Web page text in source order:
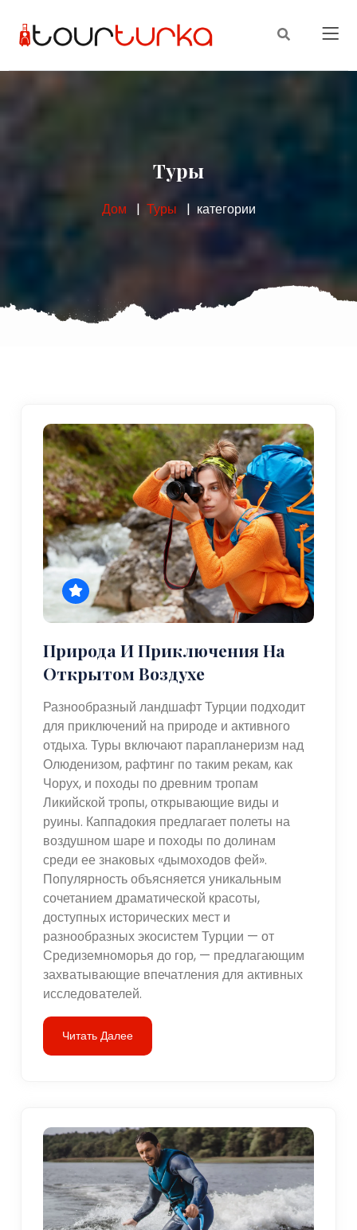
Туры
Дом Туры категории
Природа И Приключения На
Открытом Воздухе
Разнообразный ландшафт Турции подходит
для приключений на природе и активного
отдыха. Туры включают парапланеризм над
Олюденизом, рафтинг по таким рекам, как
Чорух, и походы по древним тропам
Ликийской тропы, открывающие виды и
руины. Каппадокия предлагает полеты на
воздушном шаре и походы по долинам
среди ее знаковых «дымоходов фей».
Популярность объясняется уникальным
сочетанием драматической красоты,
доступных исторических мест и
разнообразных экосистем Турции — от
Средиземноморья до гор, — предлагающим
захватывающие впечатления для активных
исследователей.
Читать Далее